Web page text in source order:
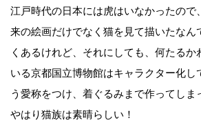
江戸時代の日本には虎はいなかったので
来の絵画だけでなく猫を見て描いたなん
くあるけれど、それにしても、何たる
いる京都国立博物館はキャラクター化し
う愛称をつけ、着ぐるみまで作ってしま
やはり猫族は素晴らしい！